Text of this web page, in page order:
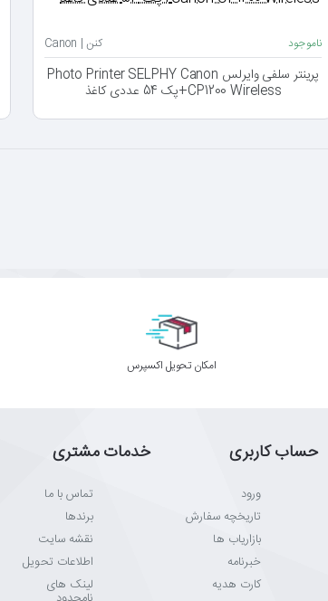
ناموجود کنن | Canon
پرینتر سلفی وایرلس Photo Printer SELPHY Canon
CP1200 Wireless+پک 54 عددی کاغذ
اﻣﮑﺎن ﺗﺤﻮﯾﻞ اﮐﺴﭙﺮس
حساب کاربری
ورود
تاریخچه سفارش
بازاریاب ها
خبرنامه
کارت هدیه
خدمات مشتری
تماس با ما
برندها
نقشه سایت
اطلاعات تحویل
لینک های